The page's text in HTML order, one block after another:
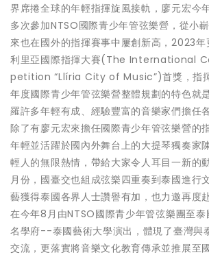
界席捲全球的年輕指揮旋風接軌，廖元宏今
多次參加NTSO國際青少年管弦樂營，從小
來也在國外的指揮賽事中屢創新高，2023
利里亞國際指揮大賽(The International
petition “Llíria City of Music”)首獎，指
年度國際青少年管弦樂營整體規劃的特色就
羅許多年輕有成、經驗豐富的音樂家們擔任
除了有廖元宏來擔任國際青少年管弦樂營的
年輕並活躍於國內外舞台上的大提琴獨奏家
輕人的無限熱情，帶給大家令人耳目一新的
月份，國臺交也組成弦樂四重奏到泰國進行
藝獲得泰國各界人士讚譽有加，也力邀再度
在今年8月由NTSO國際青少年管弦樂團至
名學府--泰國藝術大學演出，體現了臺灣與
交流，更落實將音樂文化教育傳承並推展至